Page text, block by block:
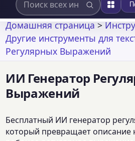
Домашняя страница>
Другие инструменты для
Регулярных Выражений
ИИ Генератор
Выражений
Бесплатный ИИ генератор
который превращает описание